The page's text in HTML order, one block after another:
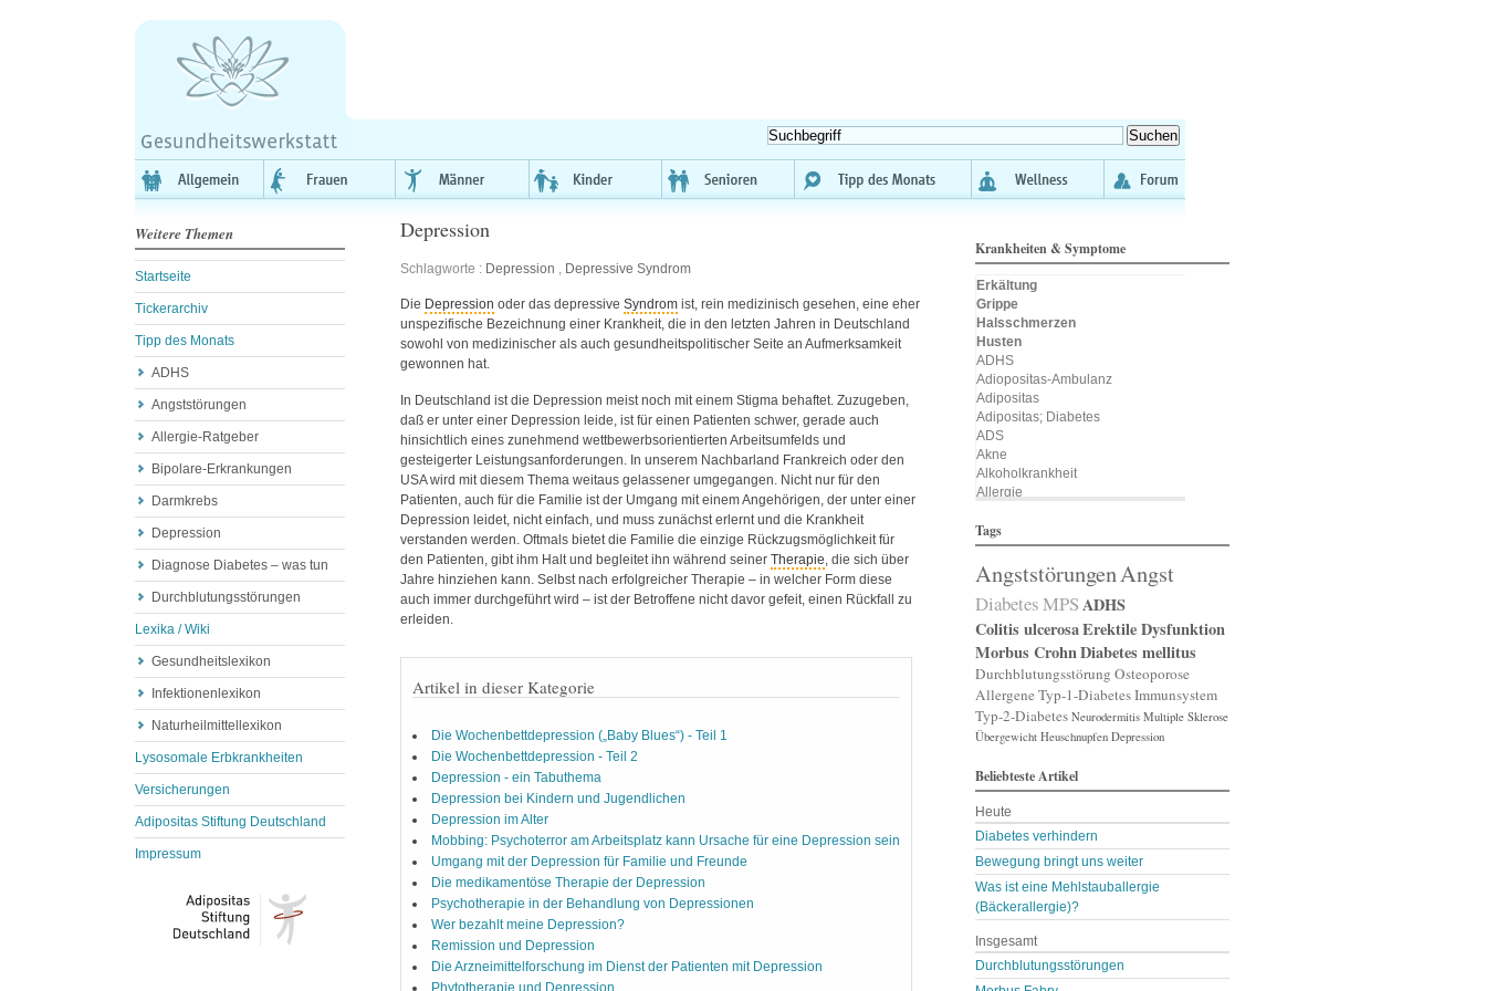
Weitere Themen
Startseite
Tickerarchiv
Tipp des Monats
ADHS
Angststörungen
Allergie-Ratgeber
Bipolare-Erkrankungen
Darmkrebs
Depression
Diagnose Diabetes – was tun
Durchblutungsstörungen
Lexika / Wiki
Gesundheitslexikon
Infektionenlexikon
Naturheilmittellexikon
Lysosomale Erbkrankheiten
Versicherungen
Adipositas Stiftung Deutschland
Impressum
Depression
Schlagworte : Depression , Depressive Syndrom
Die Depression oder das depressive Syndrom ist, rein medizinisch gesehen, eine eher
unspezifische Bezeichnung einer Krankheit, die in den letzten Jahren in Deutschland
sowohl von medizinischer als auch gesundheitspolitischer Seite an Aufmerksamkeit
gewonnen hat.
In Deutschland ist die Depression meist noch mit einem Stigma behaftet. Zuzugeben,
daß er unter einer Depression leide, ist für einen Patienten schwer, gerade auch
hinsichtlich eines zunehmend wettbewerbsorientierten Arbeitsumfelds und
gesteigerter Leistungsanforderungen. In unserem Nachbarland Frankreich oder den
USAwird mit diesem Thema weitaus gelassener umgegangen. Nicht nur für den
Patienten, auch für die Familie ist der Umgang mit einem Angehörigen, der unter einer
Depression leidet, nicht einfach, und muss zunächst erlernt und die Krankheit
verstanden werden. Oftmals bietet die Familie die einzige Rückzugsmöglichkeit für
den Patienten, gibt ihm Halt und begleitet ihn während seiner Therapie , die sich über
Jahre hinziehen kann. Selbst nach erfolgreicher Therapie – in welcher Form diese
auch immer durchgeführt wird – ist der Betroffene nicht davor gefeit, einen Rückfall zu
erleiden.
Artikel in dieser Kategorie
Die Wochenbettdepression („Baby Blues“) - Teil 1
Die Wochenbettdepression - Teil 2
Depression - ein Tabuthema
Depression bei Kindern und Jugendlichen
Depression im Alter
Mobbing: Psychoterror am Arbeitsplatz kann Ursache für eine Depression sein
Umgang mit der Depression für Familie und Freunde
Die medikamentöse Therapie der Depression
Psychotherapie in der Behandlung von Depressionen
Wer bezahlt meine Depression?
Remission und Depression
Die Arzneimittelforschung im Dienst der Patienten mit Depression
Phytotherapie und Depression
Krankheiten & Symptome
Erkältung
Grippe
Halsschmerzen
Husten
ADHS
Adiopositas-Ambulanz
Adipositas
Adipositas; Diabetes
ADS
Akne
Alkoholkrankheit
Allergie
Allergischer Schnupfen
Alzheimer
Amputation
Angst
Angststörung
Angststörungen
App
Arterienverengung
Arteriosklerose
Arthritis
Arthrose
Asthma
Augenerkrankungen
Autismus
Bakterien
Bakterienansiedlung
Ballast-Stoffe
Bauchschmerzen
Biomarker
Blähungen
Blasen- oder Lungenent …
Blasenschwäche
Blutdruck
Tags
AngststörungenAngst
DiabetesMPSADHS
Colitis ulcerosaErektile Dysfunktion
Morbus CrohnDiabetes mellitus
Durchblutungsstörung Osteoporose
Allergene Typ-1-DiabetesImmunsystem
Typ-2-Diabetes Neurodermitis Multiple Sklerose
Übergewicht Heuschnupfen Depression
Beliebteste Artikel
Heute
Diabetes verhindern
Bewegung bringt uns weiter
Was ist eine Mehlstauballergie
(Bäckerallergie)?
Insgesamt
Durchblutungsstörungen